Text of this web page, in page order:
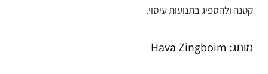
קטנה ולהספיג בתנועות עיסוי.
מותג: Hava Zingboim